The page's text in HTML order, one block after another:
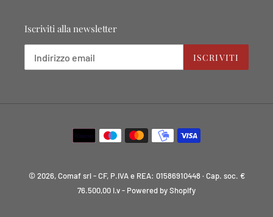
Iscriviti alla newsletter
ISCRIVITI
Metodi
di
© 2026, Comaf srl - CF, P.IVA e REA: 01586910448 · Cap. soc. €
76.500,00 i.v- Powered by Shopify